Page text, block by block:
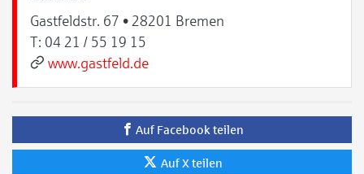
Gastfeldstr. 67 • 28201 Bremen
T: 04 21 / 55 19 15
www.gastfeld.de
Auf Facebook teilen
Auf X teilen